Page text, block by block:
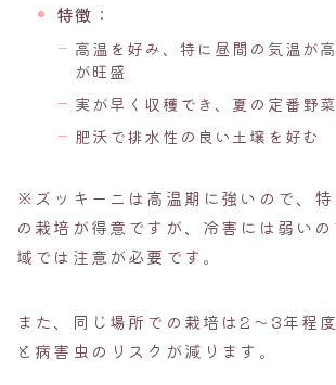
特徴 ：
高温を好み、特に昼間の気温が
が旺盛
実が早く収穫でき、夏の定番野
肥沃で排水性の良い土壌を好む
※ズッキーニは高温期に強いので、
の栽培が得意ですが、冷害には弱い
域では注意が必要です。
また、同じ場所での栽培は2〜3年程
と病害虫のリスクが減ります。